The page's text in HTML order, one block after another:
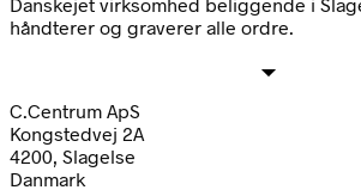
håndterer og graverer alle ordre.
C.Centrum ApS
Kongstedvej 2A
4200, Slagelse
Danmark